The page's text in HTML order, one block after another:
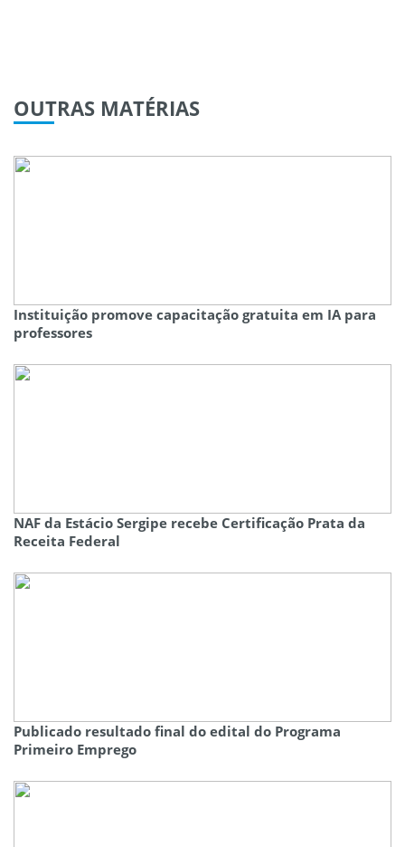
OUTRAS MATÉRIAS
Instituição promove capacitação gratuita em IA para
professores
NAF da Estácio Sergipe recebe Certificação Prata da
Receita Federal
Publicado resultado final do edital do Programa
Primeiro Emprego